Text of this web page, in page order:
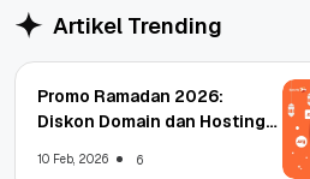
Artikel Trending
Promo Ramadan 2026:
Diskon Domain dan Hosting
10 Feb, 2026 6